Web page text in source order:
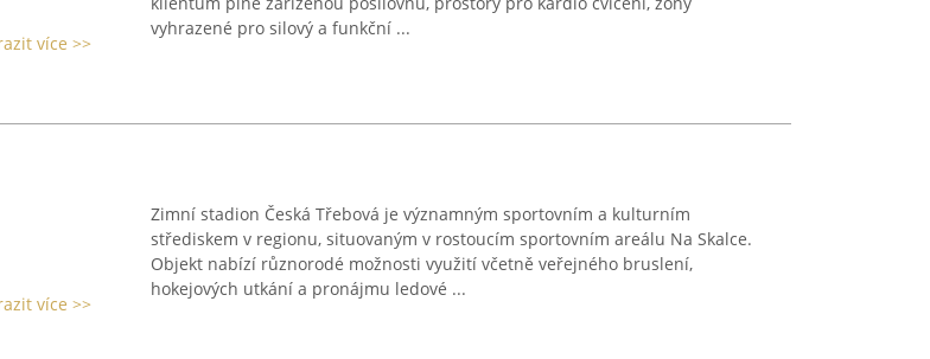
více >>
vyhrazené pro silový a funkční ...
více >>
Zimní stadion Česká Třebová je významným sportovním a kulturním
střediskem v regionu, situovaným v rostoucím sportovním areálu Na Skalce.
Objekt nabízí různorodé možnosti využití včetně veřejného bruslení,
hokejových utkání a pronájmu ledové ...